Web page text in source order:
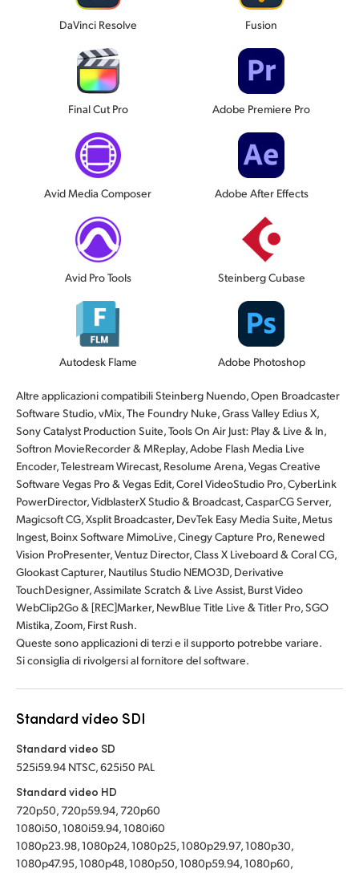
DaVinci Resolve Fusion
Final Cut Pro Adobe Premiere Pro
Avid Media Composer Adobe After Effects
Avid Pro Tools Steinberg Cubase
Autodesk Flame Adobe Photoshop
Altre applicazioni compatibiliSteinberg Nuendo, Open Broadcaster
Software Studio, vMix, The Foundry Nuke, Grass Valley Edius X,
Sony Catalyst Production Suite, Tools On Air Just: Play & Live & In,
Softron MovieRecorder & MReplay, Adobe Flash Media Live
Encoder, Telestream Wirecast, Resolume Arena, Vegas Creative
Software Vegas Pro & Vegas Edit, Corel VideoStudio Pro, CyberLink
PowerDirector, VidblasterX Studio & Broadcast, CasparCG Server,
Magicsoft CG, Xsplit Broadcaster, DevTek Easy Media Suite, Metus
Ingest, Boinx Software MimoLive, Cinegy Capture Pro, Renewed
Vision ProPresenter, Ventuz Director, Class X Liveboard & Coral CG,
Glookast Capturer, Nautilus Studio NEMO3D, Derivative
TouchDesigner, Assimilate Scratch & Live Assist, Burst Video
WebClip2Go & [REC]Marker, NewBlue Title Live & Titler Pro, SGO
Mistika, Zoom, First Rush.
Queste sono applicazioni di terzi e il supporto potrebbe variare.
Si consiglia di rivolgersi al fornitore del software.
Standard video SDI
Standard video SD
525i59.94 NTSC, 625i50 PAL
Standard video HD
720p50, 720p59.94, 720p60
1080i50, 1080i59.94, 1080i60
1080p23.98, 1080p24, 1080p25, 1080p29.97, 1080p30,
1080p47.95, 1080p48, 1080p50, 1080p59.94, 1080p60,